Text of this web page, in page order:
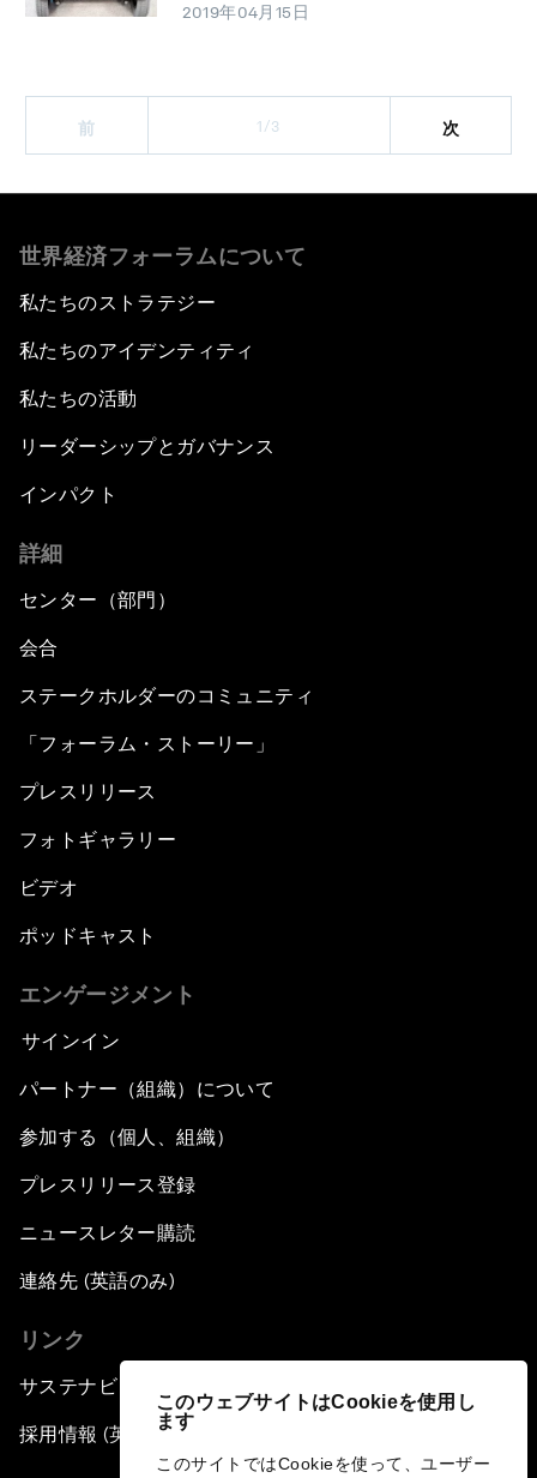
このウェブサイトはCookieを使用し
ます
このサイトではCookieを使って、ユーザー
2019年04月15日
前 1/3 次
世界経済フォーラムについて
私たちのストラテジー
私たちのアイデンティティ
私たちの活動
リーダーシップとガバナンス
インパクト
詳細
センター（部門）
会合
ステークホルダーのコミュニティ
「フォーラム・ストーリー」
プレスリリース
フォトギャラリー
ビデオ
ポッドキャスト
エンゲージメント
サインイン
パートナー（組織）について
参加する（個人、組織）
プレスリリース登録
ニュースレター購読
連絡先 (英語のみ)
リンク
サステナビリティへの取り組み
採用情報 (英語のみ)